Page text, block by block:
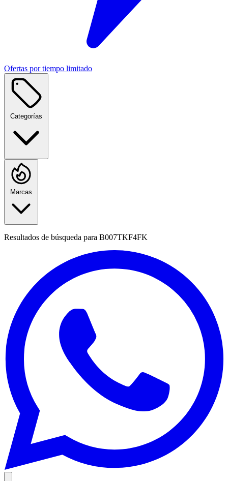
Ofertas por tiempo limitado
Categorías
Marcas
Resultados de búsqueda para B007TKF4FK